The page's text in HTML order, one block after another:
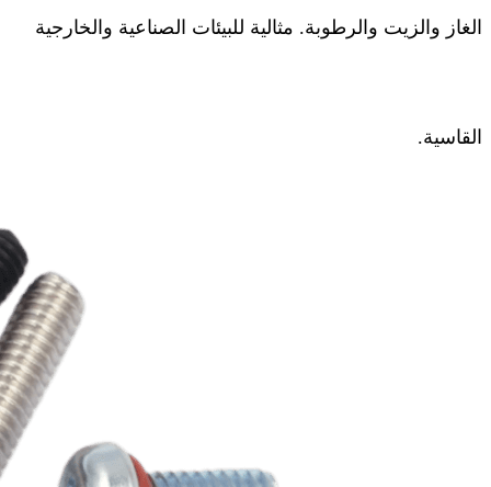
الغاز والزيت والرطوبة. مثالية للبيئات الصناعية والخارجية
القاسية.